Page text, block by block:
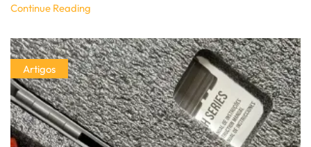
Continue Reading
Artigos